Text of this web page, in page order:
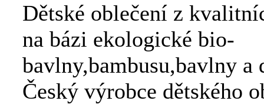
Dětské oblečení z
na bázi ekologické bio-
bavlny,bambusu,bavlny a
Český výrobce dětského